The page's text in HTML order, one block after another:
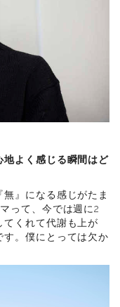
よく感じる瞬間はど
』になる感じがたま
って、今では週に2
てくれて代謝も上が
す。僕にとっては欠か